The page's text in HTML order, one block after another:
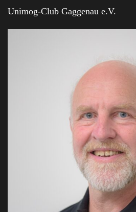
Unimog-Club Gaggenau e.V.